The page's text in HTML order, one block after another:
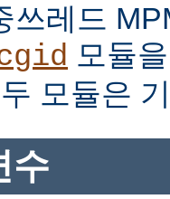
쓰레드
모듈
모듈은
수